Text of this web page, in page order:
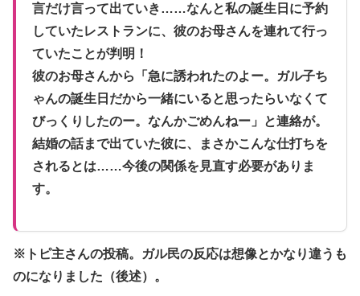
言だけ言って出ていき……なんと私の誕生日に予約
していたレストランに、彼のお母さんを連れて行っ
ていたことが判明！
彼のお母さんから「急に誘われたのよー。ガル子ち
ゃんの誕生日だから一緒にいると思ったらいなくて
びっくりしたのー。なんかごめんねー」と連絡が。
結婚の話まで出ていた彼に、まさかこんな仕打ちを
されるとは……今後の関係を見直す必要がありま
す。
※トピ主さんの投稿。ガル民の反応は想像とかなり違うも
のになりました（後述）。